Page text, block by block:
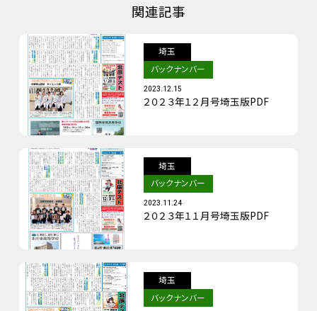
関連記事
埼玉
バックナンバー
2023.12.15
２０２３年１２月号埼玉版PDF
埼玉
バックナンバー
2023.11.24
２０２３年１１月号埼玉版PDF
埼玉
バックナンバー